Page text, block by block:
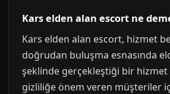
Kars elden alan escort ne
Kars elden alan escort, hizmet
doğrudan buluşma esnasında
şeklinde gerçekleştiği bir
gizliliğe önem veren müşteriler